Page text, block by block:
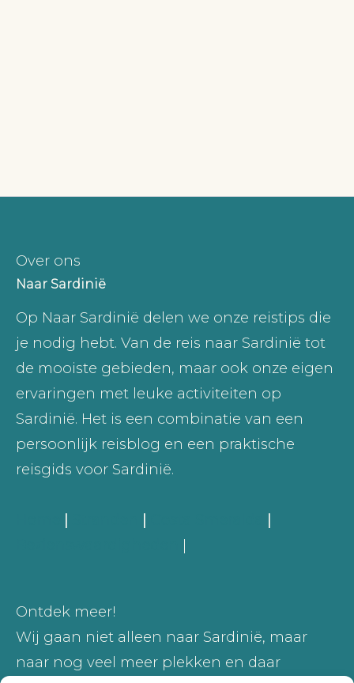
Over ons
Naar Sardinië
Op Naar Sardinië delen we onze reistips die
je nodig hebt. Van de reis naar Sardinië tot
de mooiste gebieden, maar ook onze eigen
ervaringen met leuke activiteiten op
Sardinië. Het is een combinatie van een
persoonlijk reisblog en een praktische
reisgids voor Sardinië.
| |
|
|
Ontdek meer!
Wij gaan niet alleen naar Sardinië, maar
naar nog veel meer plekken en daar